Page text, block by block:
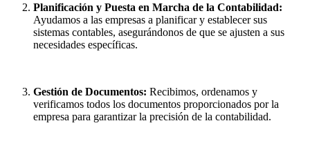
Planificación y Puesta en Marcha de la Contabilidad:
Ayudamos a las empresas a planificar y establecer sus
sistemas contables, asegurándonos de que se ajusten a sus
necesidades específicas.
Gestión de Documentos: Recibimos, ordenamos y
verificamos todos los documentos proporcionados por la
empresa para garantizar la precisión de la contabilidad.